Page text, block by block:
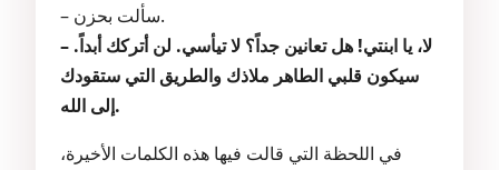
– سألت بحزن.
– لا، يا ابنتي! هل تعانين جداً؟ لا تيأسي. لن أتركك أبداً.
سيكون قلبي الطاهر ملاذك والطريق التي ستقودك
إلى الله.
في اللحظة التي قالت فيها هذه الكلمات الأخيرة،